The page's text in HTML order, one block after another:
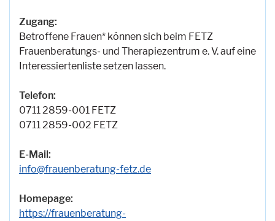
Zugang:
Betroffene Frauen* können sich beim FETZ
Frauenberatungs- und Therapiezentrum e. V. auf eine
Interessiertenliste setzen lassen.
Telefon:
0711 2859-001 FETZ
0711 2859-002 FETZ
E-Mail:
info@frauenberatung-fetz.de
Homepage:
https://frauenberatung-